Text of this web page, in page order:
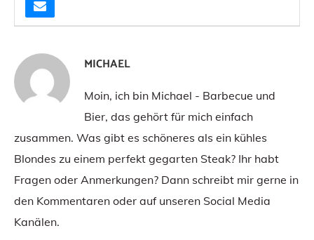
MICHAEL
Moin, ich bin Michael - Barbecue und
Bier, das gehört für mich einfach
zusammen. Was gibt es schöneres als ein kühles
Blondes zu einem perfekt gegarten Steak? Ihr habt
Fragen oder Anmerkungen? Dann schreibt mir gerne in
den Kommentaren oder auf unseren Social Media
Kanälen.